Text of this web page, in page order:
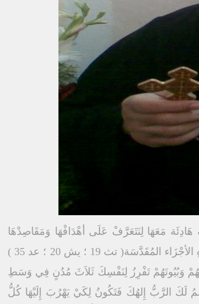
هَادِئَة مَعَهَا لِنَتَعَرَّفْ عَلَى أهْدَافْهَا وَمَقَاصِدْهَا
وَبَرَكَاتْهَا وَلاَبُدْ أنْ نَأخُذْ فِكْرَة أوَّلاً سَرِيعَة عَنْ هذِهِ الشَّرِيعَة مِنْ خِلاَل الإِطِّلاَع عَلَى هذِهِ الأجْزَاء المُقَدَّسَة( تث 19 ؛ يش 20 ؛ عد 35 )
وَبُيُوتَهُمْ تَفْرِزُ لِنَفْسِكَ ثَلاَثَ مُدُنٍ فِي وَسَطِ
لَكَ الرَّبُّ إِلهُكَ فَتَكُونُ لِكَيْ يَهْرُبَ إِلَيْهَا كُلُّ